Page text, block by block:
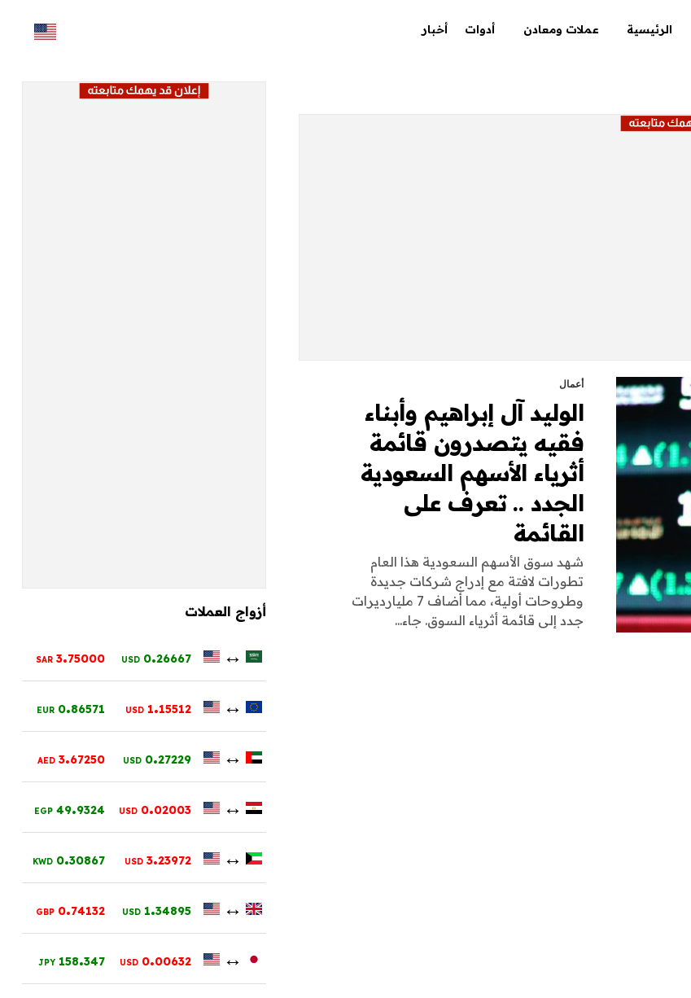
الرئيسية عملات ومعادن أدوات أخبار
أعمال
الوليد آل إبراهيم وأبناء
فقيه يتصدرون قائمة
أثرياء الأسهم السعودية
الجدد .. تعرف على
القائمة
شهد سوق الأسهم السعودية هذا العام
تطورات لافتة مع إدراج شركات جديدة
وطروحات أولية، مما أضاف 7 مليارديرات
جدد إلى قائمة أثرياء السوق. جاء...
أزواج العملات
↔
0.26667
USD
3.75000
SAR
↔
1.15512
USD
0.86571
EUR
↔
0.27229
USD
3.67250
AED
↔
0.02003
USD
49.9324
EGP
↔
3.23972
USD
0.30867
KWD
↔
1.34895
USD
0.74132
GBP
↔
0.00632
USD
158.347
JPY